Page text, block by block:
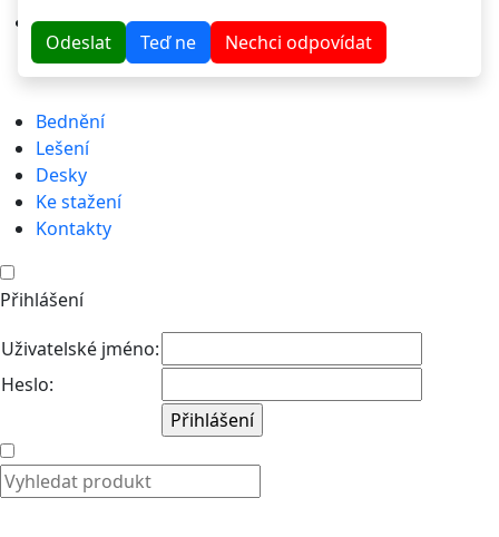
Bednění
Lešení
Desky
Ke stažení
Kontakty
Přihlášení
Uživatelské jméno:
Heslo:
Odeslat Teď ne Nechci odpovídat